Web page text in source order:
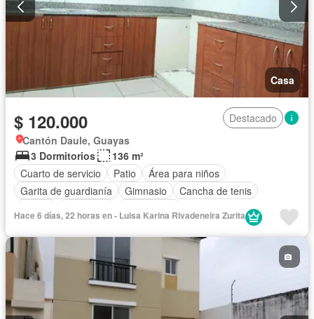
Casa
$ 120.000
Destacado
Cantón Daule, Guayas
3 Dormitorios
136 m²
Cuarto de servicio
Patio
Área para niños
Garita de guardianía
Gimnasio
Cancha de tenis
Hace 6 días, 22 horas en - Luisa Karina Rivadeneira Zurita